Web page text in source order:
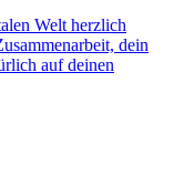
Welt herzlich
dein
auf deinen